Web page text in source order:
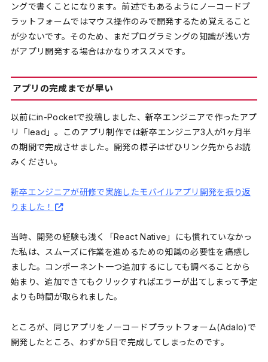
ングで書くことになります。前述でもあるようにノーコードプ
ラットフォームではマウス操作のみで開発するため覚えること
が少ないです。そのため、まだプログラミングの知識が浅い方
がアプリ開発する場合はかなりオススメです。
アプリの完成までが早い
以前にin-Pocketで投稿しました、新卒エンジニアで作ったアプ
リ「lead」。このアプリ制作では新卒エンジニア3人が1ヶ月半
の期間で完成させました。開発の様子はぜひリンク先からお読
みください。
新卒エンジニアが研修で実施したモバイルアプリ開発を振り返
りました！
当時、開発の経験も浅く「React Native」にも慣れていなかっ
た私は、スムーズに作業を進めるための知識の必要性を痛感し
ました。コンポーネント一つ追加するにしても調べることから
始まり、追加できてもクリックすればエラーが出てしまって予定
よりも時間が取られました。
ところが、同じアプリをノーコードプラットフォーム(Adalo)で
開発したところ、わずか5日で完成してしまったのです。